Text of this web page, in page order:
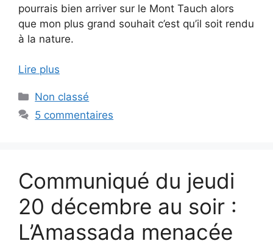
pourrais bien arriver sur le Mont Tauch alors
que mon plus grand souhait c’est qu’il soit rendu
à la nature.
Lire plus
Catégories
Non classé
5 commentaires
Communiqué du jeudi
20 décembre au soir :
L’Amassada menacée